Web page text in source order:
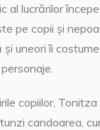
al lucrărilor
pe copii și
uneori îi
copiilor,
candoarea,